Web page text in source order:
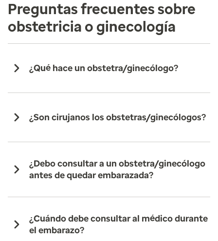
Preguntas frecuentes sobre
obstetricia o ginecología
¿Qué hace un obstetra/ginecólogo?
¿Son cirujanos los obstetras/ginecólogos?
¿Debo consultar a un obstetra/ginecólogo
antes de quedar embarazada?
¿Cuándo debe consultar al médico durante
el embarazo?